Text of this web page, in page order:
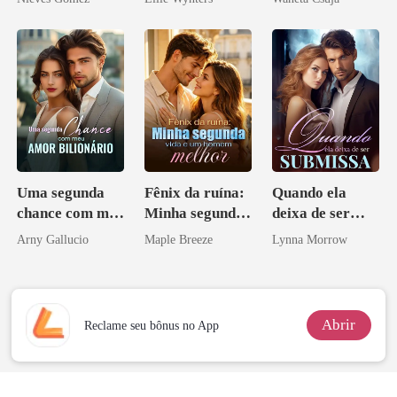
Uma segunda
chance com meu
amor bilionário
Arny Gallucio
Fênix da ruína:
Minha segunda
vida e um
Maple Breeze
Quando ela
deixa de ser
submissa
Lynna Morrow
Reclame seu bônus no App Abrir